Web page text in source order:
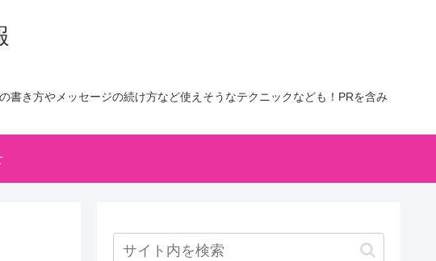
き方やメッセージの続け方など使えそうなテクニックなども！PRを含み